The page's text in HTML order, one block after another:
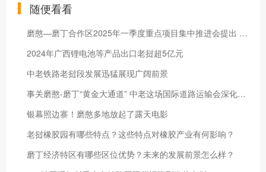
随便看看
磨憨—磨丁合作区2025年一季度重点项目集中推进会提出 奋力实现磨憨国际口岸城市大发展
2024年广西锂电池等产品出口老挝超5亿元
中老铁路老挝段发展迅猛展现广阔前景
事关磨憨-磨丁“黄金大通道” 中老这场国际道路运输会深化合作
银幕照边寨！磨憨多地放起了露天电影
老挝橡胶园有哪些特点？这些特点对橡胶产业有何影响？
磨丁经济特区有哪些区位优势？未来的发展前景怎么样？